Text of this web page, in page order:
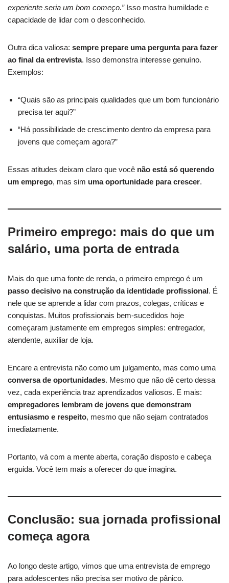
experiente seria um bom começo.”Isso mostra humildade e
capacidade de lidar com o desconhecido.
Outra dica valiosa: sempre prepare uma pergunta para fazer
ao final da entrevista. Isso demonstra interesse genuíno.
Exemplos:
“Quais são as principais qualidades que um bom funcionário
precisa ter aqui?”
“Há possibilidade de crescimento dentro da empresa para
jovens que começam agora?”
Essas atitudes deixam claro que você não está só querendo
um emprego, mas sim uma oportunidade para crescer.
Primeiro emprego: mais do que um
salário, uma porta de entrada
Mais do que uma fonte de renda, o primeiro emprego é um
passo decisivo na construção da identidade profissional. É
nele que se aprende a lidar com prazos, colegas, críticas e
conquistas. Muitos profissionais bem-sucedidos hoje
começaram justamente em empregos simples: entregador,
atendente, auxiliar de loja.
Encare a entrevista não como um julgamento, mas como uma
conversa de oportunidades. Mesmo que não dê certo dessa
vez, cada experiência traz aprendizados valiosos. E mais:
empregadores lembram de jovens que demonstram
entusiasmo e respeito, mesmo que não sejam contratados
imediatamente.
Portanto, vá com a mente aberta, coração disposto e cabeça
erguida. Você tem mais a oferecer do que imagina.
Conclusão: sua jornada profissional
começa agora
Ao longo deste artigo, vimos que uma entrevista de emprego
para adolescentes não precisa ser motivo de pânico.